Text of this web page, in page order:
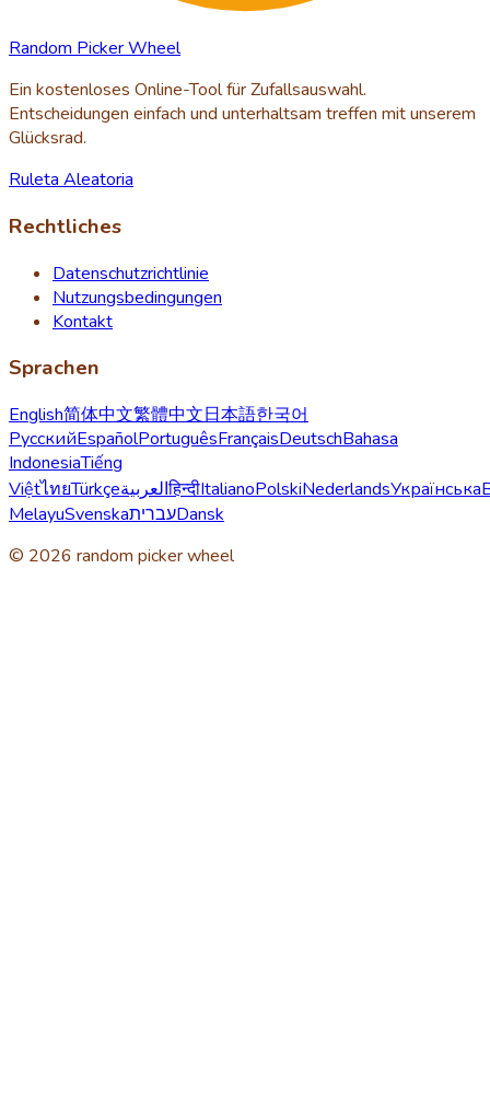
Random Picker Wheel
Ein kostenloses Online-Tool für Zufallsauswahl.
Entscheidungen einfach und unterhaltsam treffen mit unserem
Glücksrad.
Ruleta Aleatoria
Rechtliches
Datenschutzrichtlinie
Nutzungsbedingungen
Kontakt
Sprachen
English简体中文繁體中文日本語한국어
РусскийEspañolPortuguêsFrançaisDeutschBahasa
IndonesiaTiếng
ViệtไทยTürkçeالعربيةहिन्दीItalianoPolskiNederlandsУкраїнська
MelayuSvenskaעבריתDansk
© 2026 random picker wheel